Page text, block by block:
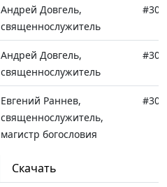
Андрей Довгель,
священнослужитель
#304
Андрей Довгель,
священнослужитель
#303
Евгений Раннев,
священнослужитель,
магистр богословия
#302
Евгений Раннев,
священнослужитель,
Скачать